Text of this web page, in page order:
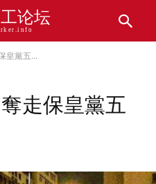
论坛
皇黨五...
走保皇黨五